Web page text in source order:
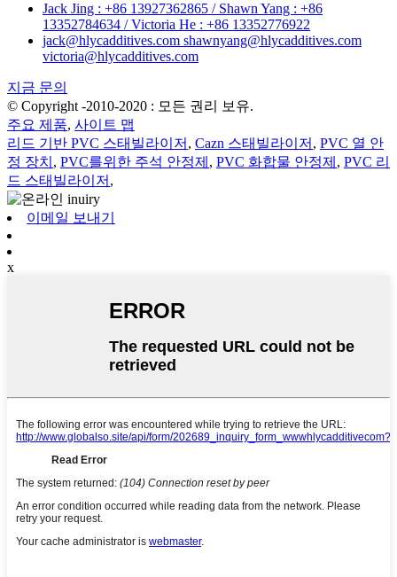
Jack Jing : +86 13927362865 / Shawn Yang : +86
13352784634 / Victoria He : +86 13352776922
jack@hlycadditives.com shawnyang@hlycadditives.com
victoria@hlycadditives.com
지금 문의
© Copyright -2010-2020 : 모든 권리 보유.
주요 제품, 사이트 맵
리드 기반 PVC 스태빌라이저 , Cazn 스태빌라이저 , PVC 열 안
정 장치 , PVC를위한 주석 안정제 , PVC 화합물 안정제 , PVC 리
드 스태빌라이저 ,
이메일 보내기
x